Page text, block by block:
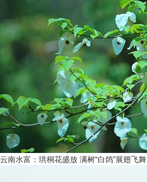
云南水富：珙桐花盛放 满树“白鸽”展翅飞舞